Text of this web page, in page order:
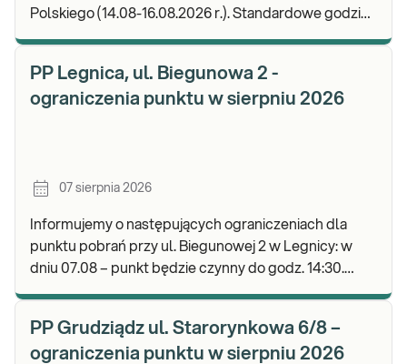
Polskiego (14.08-16.08.2026 r.). Standardowe godziny
PP Legnica, ul. Biegunowa 2 -
ograniczenia punktu w sierpniu 2026
07 sierpnia 2026
Informujemy o następujących ograniczeniach dla
punktu pobrań przy ul. Biegunowej 2 w Legnicy: w
dniu 07.08 – punkt będzie czynny do godz. 14:30.
PP Grudziądz ul. Starorynkowa 6/8 –
ograniczenia punktu w sierpniu 2026